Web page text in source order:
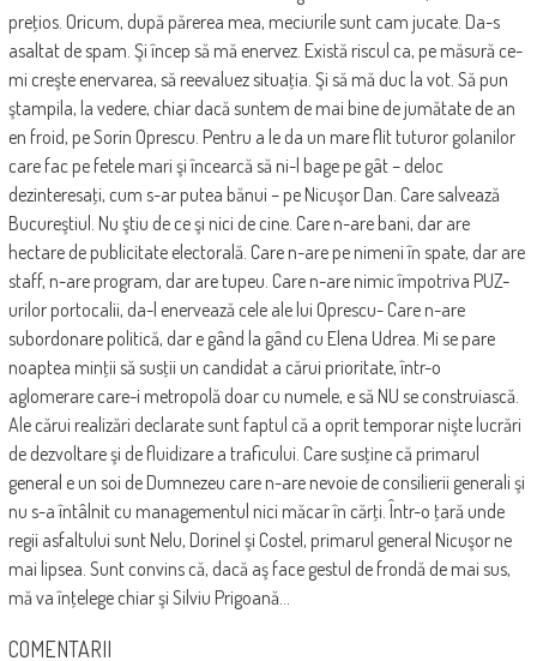
preţios. Oricum, după părerea mea, meciurile sunt cam jucate. Da-s
asaltat de spam. Şi încep să mă enervez. Există riscul ca, pe măsură ce-
mi creşte enervarea, să reevaluez situaţia. Şi să mă duc la vot. Să pun
ştampila, la vedere, chiar dacă suntem de mai bine de jumătate de an
en froid, pe Sorin Oprescu. Pentru a le da un mare flit tuturor golanilor
care fac pe fetele mari şi încearcă să ni-l bage pe gât – deloc
dezinteresaţi, cum s-ar putea bănui – pe Nicuşor Dan. Care salvează
Bucureştiul. Nu ştiu de ce şi nici de cine. Care n-are bani, dar are
hectare de publicitate electorală. Care n-are pe nimeni în spate, dar are
staff, n-are program, dar are tupeu. Care n-are nimic împotriva PUZ-
urilor portocalii, da-l enervează cele ale lui Oprescu- Care n-are
subordonare politică, dar e gând la gând cu Elena Udrea. Mi se pare
noaptea minţii să susţii un candidat a cărui prioritate, într-o
aglomerare care-i metropolă doar cu numele, e să NU se construiască.
Ale cărui realizări declarate sunt faptul că a oprit temporar nişte lucrări
de dezvoltare şi de fluidizare a traficului. Care susţine că primarul
general e un soi de Dumnezeu care n-are nevoie de consilierii generali şi
nu s-a întâlnit cu managementul nici măcar în cărţi. Într-o ţară unde
regii asfaltului sunt Nelu, Dorinel şi Costel, primarul general Nicuşor ne
mai lipsea. Sunt convins că, dacă aş face gestul de frondă de mai sus,
mă va înţelege chiar şi Silviu Prigoană…
COMENTARII